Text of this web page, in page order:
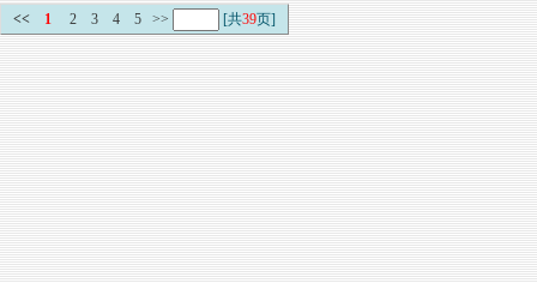
<< 1 2 3 4 5 >> [共39页]